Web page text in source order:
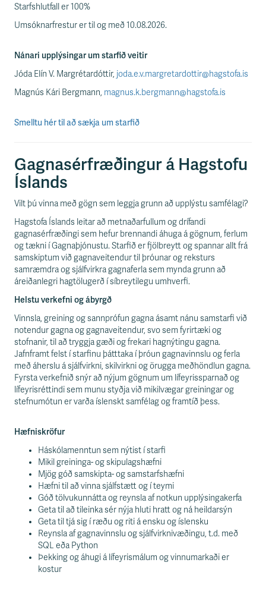
Starfshlutfall er 100%
Umsóknarfrestur er til og með 10.08.2026.
Nánari upplýsingar um starfið veitir
Jóda Elín V. Margrétardóttir, joda.e.v.margretardottir@hagstofa.is
Magnús Kári Bergmann, magnus.k.bergmann@hagstofa.is
Smelltu hér til að sækja um starfið
Gagnasérfræðingur á Hagstofu
Íslands
Vilt þú vinna með gögn sem leggja grunn að upplýstu samfélagi?
Hagstofa Íslands leitar að metnaðarfullum og drífandi
gagnasérfræðingi sem hefur brennandi áhuga á gögnum, ferlum
og tækni í Gagnaþjónustu. Starfið er fjölbreytt og spannar allt frá
samskiptum við gagnaveitendur til þróunar og reksturs
samræmdra og sjálfvirkra gagnaferla sem mynda grunn að
áreiðanlegri hagtölugerð í síbreytilegu umhverfi.
Helstu verkefni og ábyrgð
Vinnsla, greining og sannprófun gagna ásamt nánu samstarfi við
notendur gagna og gagnaveitendur, svo sem fyrirtæki og
stofnanir, til að tryggja gæði og frekari hagnýtingu gagna.
Jafnframt felst í starfinu þátttaka í þróun gagnavinnslu og ferla
með áherslu á sjálfvirkni, skilvirkni og örugga meðhöndlun gagna.
Fyrsta verkefnið snýr að nýjum gögnum um lífeyrissparnað og
lífeyrisréttindi sem munu styðja við mikilvægar greiningar og
stefnumótun er varða íslenskt samfélag og framtíð þess.
Hæfniskröfur
Háskólamenntun sem nýtist í starfi
Mikil greininga- og skipulagshæfni
Mjög góð samskipta- og samstarfshæfni
Hæfni til að vinna sjálfstætt og í teymi
Góð tölvukunnátta og reynsla af notkun upplýsingakerfa
Geta til að tileinka sér nýja hluti hratt og ná heildarsýn
Geta til tjá sig í ræðu og riti á ensku og íslensku
Reynsla af gagnavinnslu og sjálfvirknivæðingu, t.d. með
SQL eða Python
Þekking og áhugi á lífeyrismálum og vinnumarkaði er
kostur